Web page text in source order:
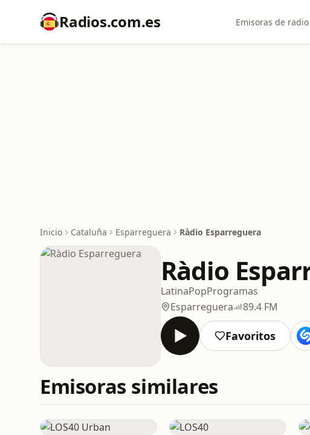
Radios.com.es Emisoras de radio
Inicio Cataluña Esparreguera Ràdio Esparreguera
Ràdio
LatinaPopProgramas
Esparreguera
89.4 FM
Favoritos
Emisoras similares